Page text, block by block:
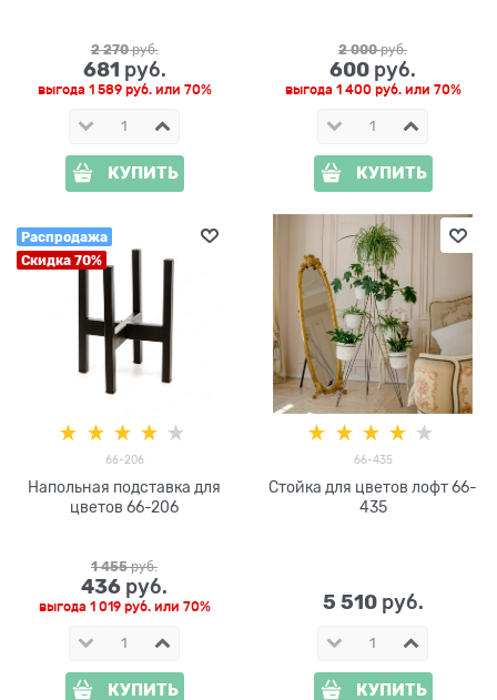
2 270 руб.
681 руб.
выгода 1 589 руб.или 70%
КУПИТЬ
2 000 руб.
600 руб.
выгода 1 400 руб.или 70%
КУПИТЬ
Распродажа
Скидка 70%
66-206
Напольная подставка для
цветов 66-206
1 455 руб.
436 руб.
выгода 1 019 руб.или 70%
КУПИТЬ
66-435
Стойка для цветов лофт 66-
435
5 510 руб.
КУПИТЬ